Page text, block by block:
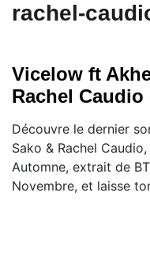
rachel-
Vicelow ft
Rachel
Découvre le dernier
Sako & Rachel
Automne, extrait de
Novembre, et laisse